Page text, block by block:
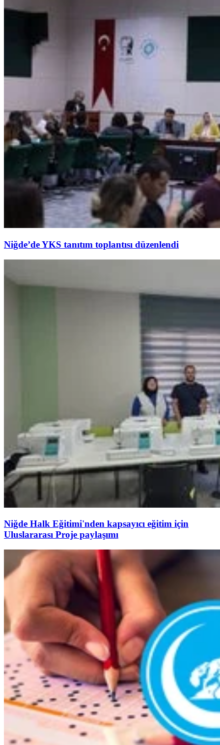
Niğde’de YKS tanıtım toplantısı düzenlendi
Niğde Halk Eğitimi'nden kapsayıcı eğitim için
Uluslararası Proje paylaşımı